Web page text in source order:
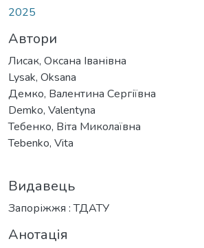
2025
Автори
Лисак, Оксана Іванівна
Lysak, Oksana
Демко, Валентина Сергіївна
Demko, Valentyna
Тебенко, Віта Миколаївна
Tebenko, Vita
Видавець
Запоріжжя : ТДАТУ
Анотація